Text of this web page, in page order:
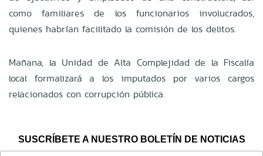
como familiares de los funcionarios involucrados,
quienes habrían facilitado la comisión de los delitos.
Mañana, la Unidad de Alta Complejidad de la Fiscalía
local formalizará a los imputados por varios cargos
relacionados con corrupción pública.
SUSCRÍBETE A NUESTRO BOLETÍN DE NOTICIAS